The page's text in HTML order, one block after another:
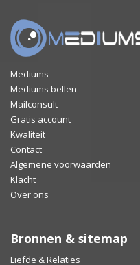
Mediums
Mediums bellen
Mailconsult
Gratis account
Kwaliteit
Contact
Algemene voorwaarden
Klacht
Over ons
Bronnen & sitemap
Liefde & Relaties